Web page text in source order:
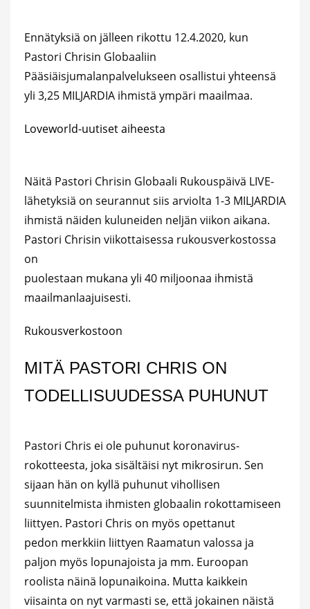
Ennätyksiä on jälleen rikottu 12.4.2020, kun
Pastori Chrisin Globaaliin
Pääsiäisjumalanpalvelukseen osallistui yhteensä
yli 3,25 MILJARDIA ihmistä ympäri maailmaa.
Loveworld-uutiset aiheesta
Näitä Pastori Chrisin Globaali Rukouspäivä LIVE-
lähetyksiä on seurannut siis arviolta 1-3 MILJARDIA
ihmistä näiden kuluneiden neljän viikon aikana.
Pastori Chrisin viikottaisessa rukousverkostossa
on
puolestaan mukana yli 40 miljoonaa ihmistä
maailmanlaajuisesti.
Rukousverkostoon
MITÄ PASTORI CHRIS ON
TODELLISUUDESSA PUHUNUT
Pastori Chris ei ole puhunut koronavirus-
rokotteesta, joka sisältäisi nyt mikrosirun. Sen
sijaan hän on kyllä puhunut vihollisen
suunnitelmista ihmisten globaalin rokottamiseen
liittyen. Pastori Chris on myös opettanut
pedon merkkiin liittyen Raamatun valossa ja
paljon myös lopunajoista ja mm. Euroopan
roolista näinä lopunaikoina. Mutta kaikkein
viisainta on nyt varmasti se, että jokainen näistä